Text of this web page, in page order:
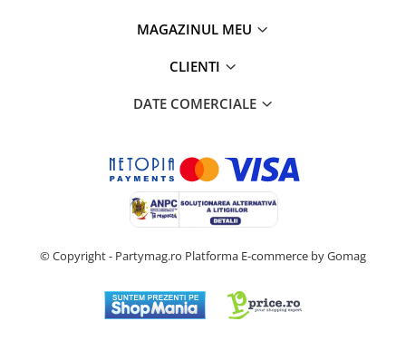
MAGAZINUL MEU
CLIENTI
DATE COMERCIALE
© Copyright - Partymag.ro Platforma E-commerce by Gomag